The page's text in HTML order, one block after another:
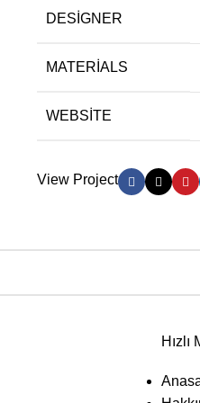
DESIGNER
MATERIALS
WEBSITE
View Project
Hızlı